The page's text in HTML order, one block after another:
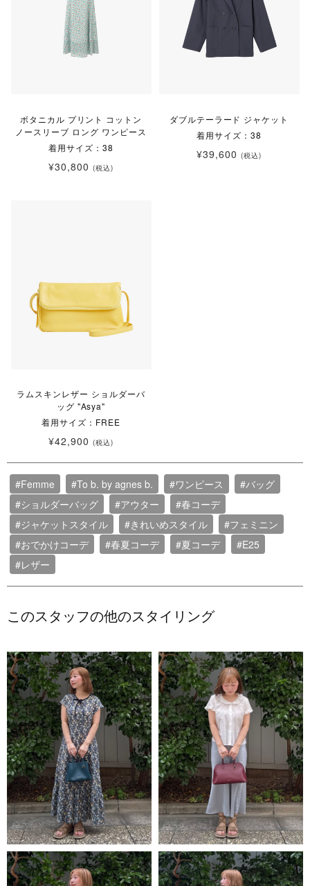
ボタニカル プリント コットン
ノースリーブ ロング ワンピース
着用サイズ：38
¥30,800 (税込)
ダブルテーラード ジャケット
着用サイズ：38
¥39,600 (税込)
ラムスキンレザー ショルダーバ
ッグ "Asya"
着用サイズ：FREE
¥42,900 (税込)
#Femme #To b. by agnes b. #ワンピース
#バッグ
#ショルダーバッグ
#アウター
#春コーデ
#ジャケットスタイル
#きれいめスタイル
#フェミニン
#おでかけコーデ
#春夏コーデ #夏コーデ
#E25
#レザー
このスタッフの他のスタイリング